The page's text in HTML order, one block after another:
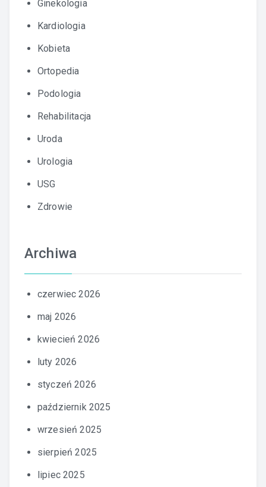
Ginekologia
Kardiologia
Kobieta
Ortopedia
Podologia
Rehabilitacja
Uroda
Urologia
USG
Zdrowie
Archiwa
czerwiec 2026
maj 2026
kwiecień 2026
luty 2026
styczeń 2026
październik 2025
wrzesień 2025
sierpień 2025
lipiec 2025